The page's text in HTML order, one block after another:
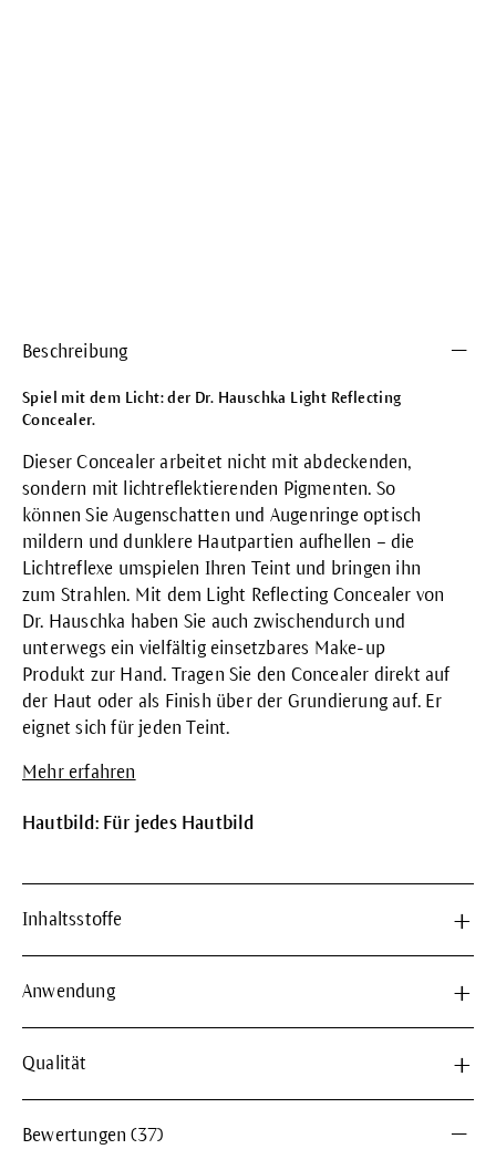
Beschreibung
Spiel mit dem Licht: der Dr. Hauschka Light Reflecting
Concealer.
Dieser Concealer arbeitet nicht mit abdeckenden,
sondern mit lichtreflektierenden Pigmenten. So
können Sie Augenschatten und Augenringe optisch
mildern und dunklere Hautpartien aufhellen – die
Lichtreflexe umspielen Ihren Teint und bringen ihn
zum Strahlen. Mit dem Light Reflecting Concealer von
Dr. Hauschka haben Sie auch zwischendurch und
unterwegs ein vielfältig einsetzbares Make-up
Produkt zur Hand. Tragen Sie den Concealer direkt auf
der Haut oder als Finish über der Grundierung auf. Er
eignet sich für jeden Teint.
Mehr erfahren
Hautbild: Für jedes Hautbild
Inhaltsstoffe
Anwendung
Qualität
Bewertungen (37)